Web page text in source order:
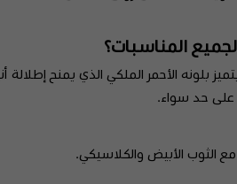
حيث يتميز بلونه الأحمر الملكي
على حد سواء.
الثوب الأبيض والكلاسيكي.